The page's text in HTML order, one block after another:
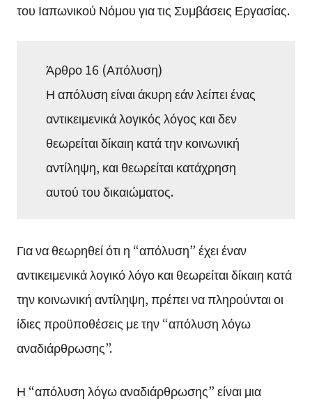
του Ιαπωνικού Νόμου για τις Συμβάσεις Εργασίας.
Άρθρο 16 (Απόλυση)
Η απόλυση είναι άκυρη εάν λείπει ένας
αντικειμενικά λογικός λόγος και δεν
θεωρείται δίκαιη κατά την κοινωνική
αντίληψη, και θεωρείται κατάχρηση
αυτού του δικαιώματος.
Για να θεωρηθεί ότι η “απόλυση” έχει έναν
αντικειμενικά λογικό λόγο και θεωρείται δίκαιη κατά
την κοινωνική αντίληψη, πρέπει να πληρούνται οι
ίδιες προϋποθέσεις με την “απόλυση λόγω
αναδιάρθρωσης”.
Η “απόλυση λόγω αναδιάρθρωσης” είναι μια